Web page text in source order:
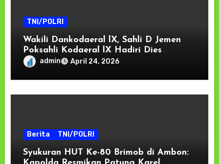
TNI/POLRI
Wakili Dankodaeral lX, Sahli D Jemen
Poksahli Kodaeral lX Hadiri Dies
Natalis ke-63 dan Wisuda Ribuan
Sarjana Unpatti
admin April 24, 2026
Berita TNI/POLRI
Syukuran HUT Ke-80 Brimob di Ambon: